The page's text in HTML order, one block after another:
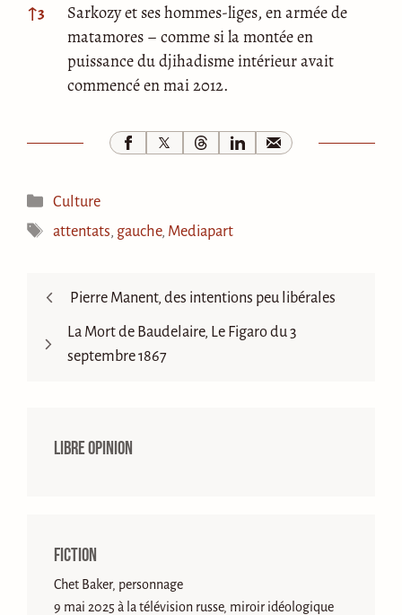
↑3
Sarkozy et ses hommes-liges, en armée de
matamores – comme si la montée en
puissance du djihadisme intérieur avait
commencé en mai 2012.
Catégories
Culture
Étiquettes
attentats, gauche, Mediapart
Pierre Manent, des intentions peu libérales
La Mort de Baudelaire, Le Figaro du 3
septembre 1867
Libre opinion
Fiction
Chet Baker, personnage
9 mai 2025 à la télévision russe, miroir idéologique